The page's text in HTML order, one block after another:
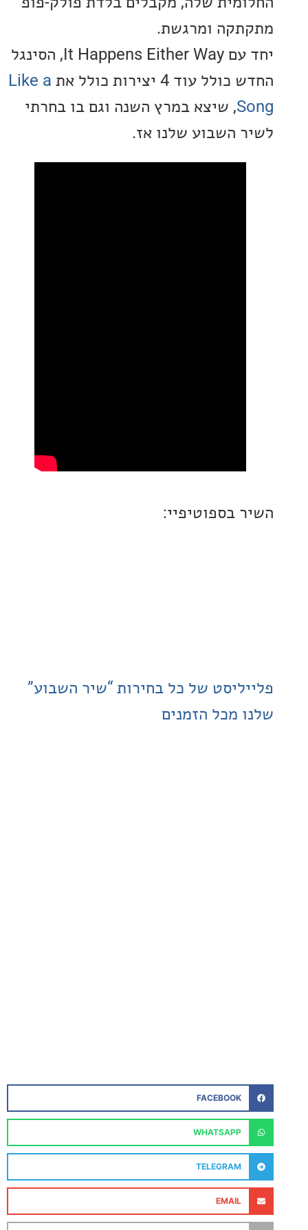
ומרגשת.
יחד עם It Happens Either Way, הסינגל
עוד 4 יצירות כולל את
Like a
, שיצא במרץ השנה וגם בו בחרתי
השבוע שלנו אז.
בספוטיפיי:
של כל בחירות “שיר השבוע”
מכל הזמנים
FACEBOOK
WHATSAPP
TELEGRAM